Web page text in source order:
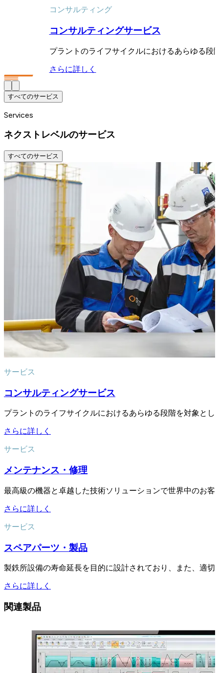
コンサルティング
コンサルティングサービス
プラントのライフサイクルにおけるあらゆる
さらに詳しく
すべてのサービス
Services
ネクストレベルのサービス
すべてのサービス
サービス
コンサルティングサービス
プラントのライフサイクルにおけるあらゆる段階を対象と
さらに詳しく
サービス
メンテナンス・修理
最高級の機器と卓越した技術ソリューションで世界中のお客
さらに詳しく
サービス
スペアパーツ・製品
製鉄所設備の寿命延長を目的に設計されており、また、適
さらに詳しく
関連製品